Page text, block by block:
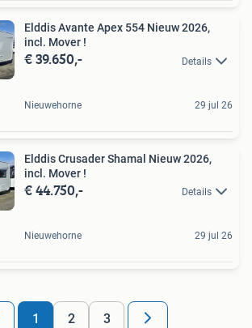
Elddis Avante Apex 554 Nieuw 2026,
incl. Mover !
€ 39.650,- Details
Nieuwehorne 29 jul 26
Elddis Crusader Shamal Nieuw 2026,
incl. Mover !
€ 44.750,- Details
Nieuwehorne 29 jul 26
1 2 3